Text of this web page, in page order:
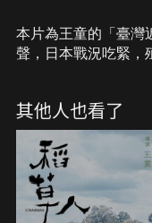
本片為王童的「臺灣
聲，日本戰況吃緊，
軍，卻躲不過連番剝
地主變賣。此時，一
於是滿心期待的推著
其他人也看了